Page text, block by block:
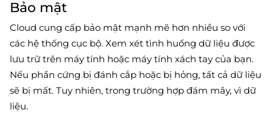
Bảo mật
Cloud cung cấp bảo mật mạnh mẽ hơn nhiều so với
các hệ thống cục bộ. Xem xét tình huống dữ liệu được
lưu trữ trên máy tính hoặc máy tính xách tay của bạn.
Nếu phần cứng bị đánh cắp hoặc bị hỏng, tất cả dữ liệu
sẽ bị mất. Tuy nhiên, trong trường hợp đám mây, vì dữ
liệu.